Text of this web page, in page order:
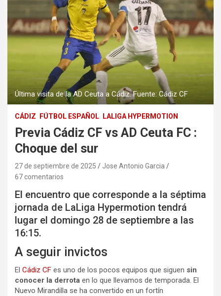
Última visita de la AD Ceuta a Cádiz. Fuente: Cádiz CF
CÁDIZ FÚTBOL ESPAÑOL LALIGA HYPERMOTION
Previa Cádiz CF vs AD Ceuta FC :
Choque del sur
27 de septiembre de 2025
Jose Antonio Garcia
67 comentarios
El encuentro que corresponde a la séptima
jornada de LaLiga Hypermotion tendrá
lugar el domingo 28 de septiembre a las
16:15.
A seguir invictos
El Cádiz CF es uno de los pocos equipos que siguen sin
conocer la derrota en lo que llevamos de temporada. El
Nuevo Mirandilla se ha convertido en un fortín